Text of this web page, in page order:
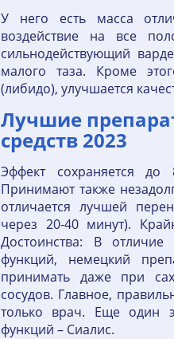
У него есть масса
воздействие на все
сильнодействующий
малого таза. Кроме
(либидо), улучшается
Лучшие
средств 2023
Эффект сохраняется
Принимают также
отличается лучшей
через 20-40 минут).
Достоинства: В отличие
функций, немецкий
принимать даже при
сосудов. Главное,
только врач. Еще один
функций – Сиалис.